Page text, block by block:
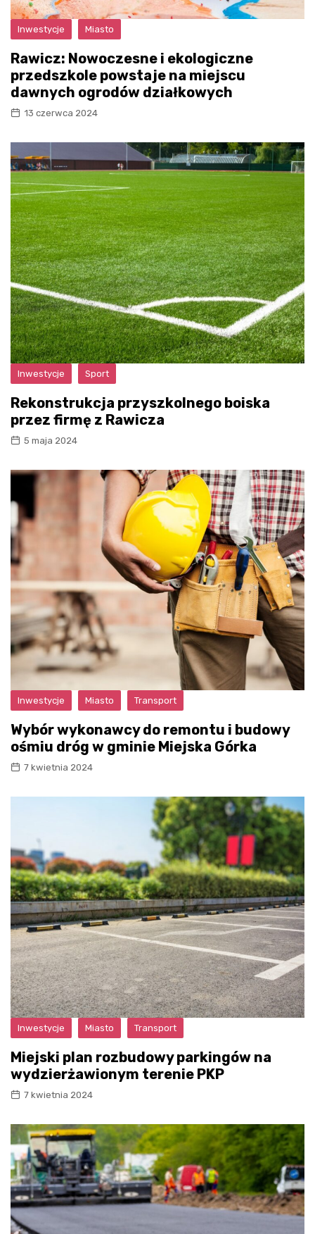
Inwestycje Miasto
Rawicz: Nowoczesne i ekologiczne
przedszkole powstaje na miejscu
dawnych ogrodów działkowych
13 czerwca 2024
Inwestycje Sport
Rekonstrukcja przyszkolnego boiska
przez firmę z Rawicza
5 maja 2024
Inwestycje Miasto Transport
Wybór wykonawcy do remontu i budowy
ośmiu dróg w gminie Miejska Górka
7 kwietnia 2024
Inwestycje Miasto Transport
Miejski plan rozbudowy parkingów na
wydzierżawionym terenie PKP
7 kwietnia 2024